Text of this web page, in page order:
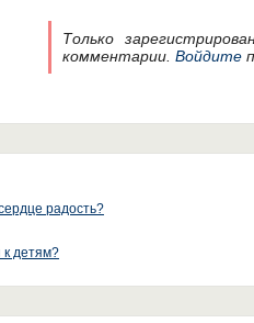
Только
комментарии. Войдите
радость?
детям?